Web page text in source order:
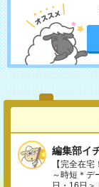
編集部イ
【完全在
～時短＊デ